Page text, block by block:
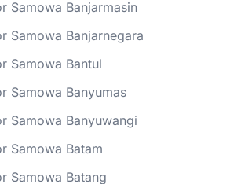
Samowa Banjarmasin
Samowa Banjarnegara
Samowa Bantul
Samowa Banyumas
Samowa Banyuwangi
Samowa Batam
Samowa Batang